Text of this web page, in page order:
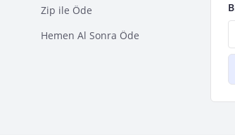
Zip ile Öde
Hemen Al Sonra Öde